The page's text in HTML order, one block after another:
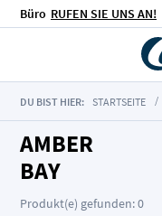
Büro RUFEN SIE UNS AN!
DU BIST HIER: STARTSEITE
AMBER
BAY
Produkt(e) gefunden: 0